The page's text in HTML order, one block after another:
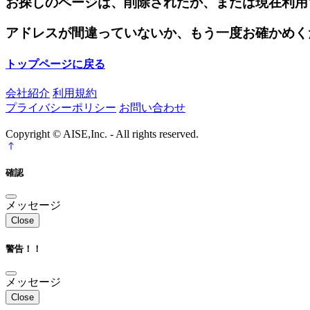
アドレスが間違っていないか、もう一度お確かめ
トップページに戻る
会社紹介 利用規約
プライバシーポリシー お問い合わせ
Copyright © AISE,Inc. - All rights reserved.
確認
メッセージ
Close
警告！！
メッセージ
Close